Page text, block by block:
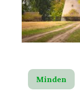
Minden